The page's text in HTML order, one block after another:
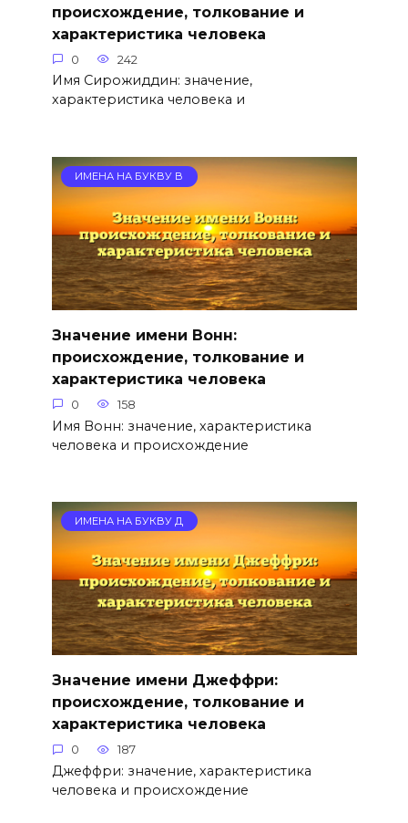
происхождение, толкование и
характеристика человека
0 242
Имя Сирожиддин: значение,
характеристика человека и
ИМЕНА НА БУКВУ В
Значение имени Вонн:
происхождение, толкование и
характеристика человека
0 158
Имя Вонн: значение, характеристика
человека и происхождение
ИМЕНА НА БУКВУ Д
Значение имени Джеффри:
происхождение, толкование и
характеристика человека
0 187
Джеффри: значение, характеристика
человека и происхождение